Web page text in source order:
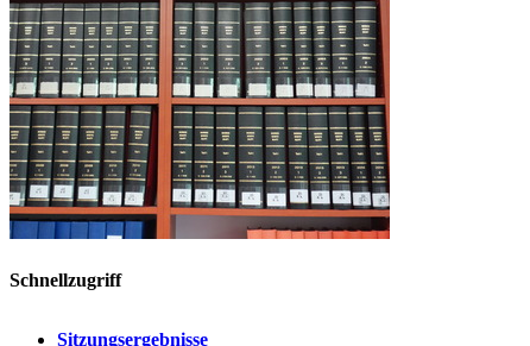
Schnellzugriff
Sitzungsergebnisse